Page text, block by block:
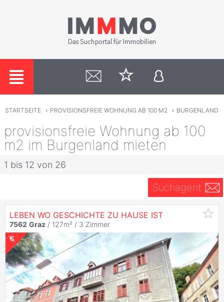
STARTSEITE › PROVISIONSFREIE WOHNUNG AB 100 M2 › BURGENLAND
provisionsfreie Wohnung ab 100
m2 im Burgenland mieten
1 bis 12 von 26
Suchagent
LEBEN WO GESCHICHTE ZU HAUSE IST
7562 Graz / 127m² / 3 Zimmer